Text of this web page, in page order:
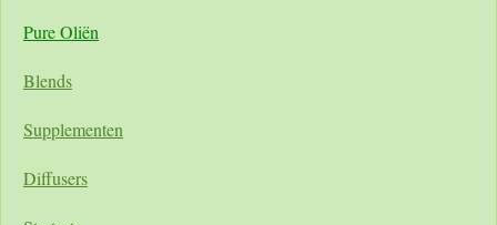
Pure Oliën
Blends
Supplementen
Diffusers